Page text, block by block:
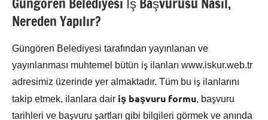
Nereden Yapılır?
Güngören Belediyesi tarafından yayınlanan ve
yayınlanması muhtemel bütün iş ilanları www.iskur.web.tr
adresimiz üzerinde yer almaktadır. Tüm bu iş ilanlarını
takip etmek, ilanlara dair iş başvuru formu, başvuru
tarihleri ve başvuru şartları gibi bilgileri görmek ve anında